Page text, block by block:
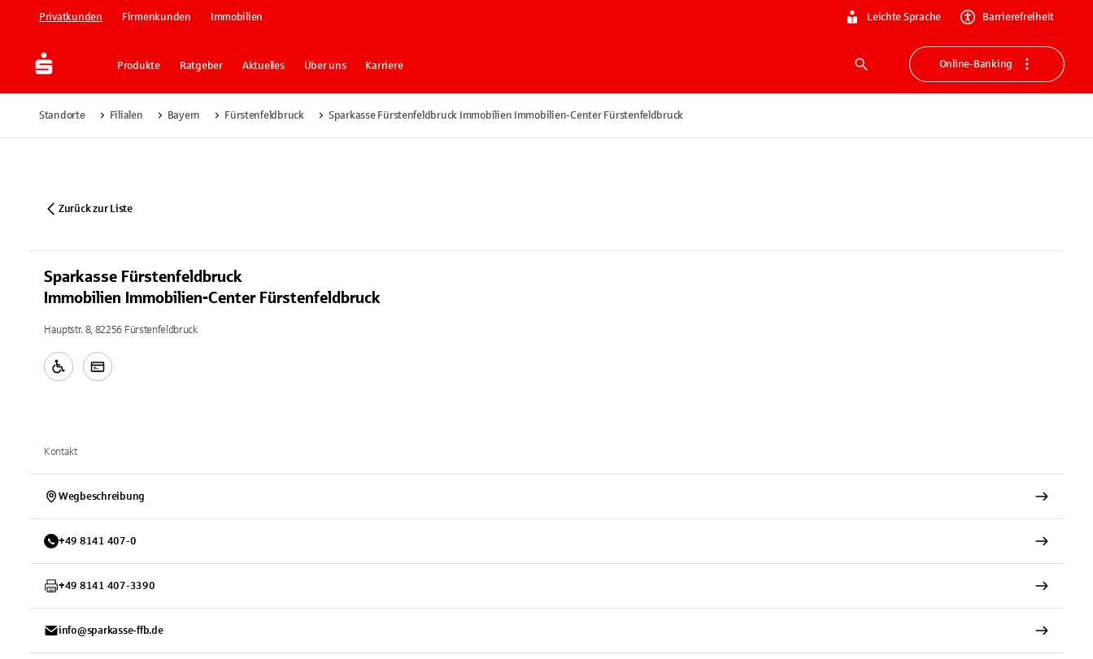
Privatkunden Firmenkunden Immobilien Leichte Sprache Barrierefreiheit
Produkte Ratgeber Aktuelles Über uns Karriere
Suche
Online-Banking
Standorte Filialen Bayern Fürstenfeldbruck Sparkasse Fürstenfeldbruck Immobilien Immobilien-Center Fürstenfeldbruck
Zurück zur Liste
Sparkasse Fürstenfeldbruck
Immobilien Immobilien-Center Fürstenfeldbruck
Hauptstr. 8, 82256 Fürstenfeldbruck
Kontakt
Wegbeschreibung
+49 8141 407-0
+49 8141 407-3390
info@sparkasse-ffb.de